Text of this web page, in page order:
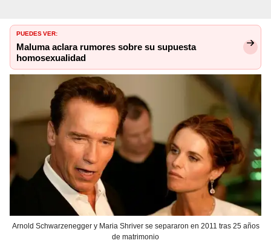
PUEDES VER:
Maluma aclara rumores sobre su supuesta
homosexualidad
Arnold Schwarzenegger y Maria Shriver se separaron en 2011 tras 25 años
de matrimonio